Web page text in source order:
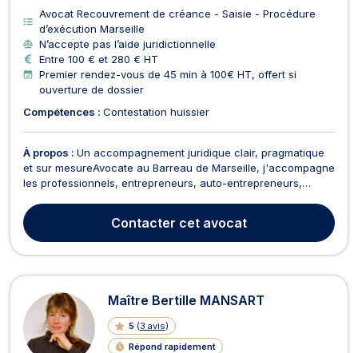
Avocat Recouvrement de créance - Saisie - Procédure
d’exécution Marseille
N’accepte pas l’aide juridictionnelle
Entre 100 € et 280 € HT
Premier rendez-vous de 45 min à 100€ HT, offert si
ouverture de dossier
Compétences : Contestation huissier
À propos : Un accompagnement juridique clair, pragmatique
et sur mesureAvocate au Barreau de Marseille, j'accompagne
les professionnels, entrepreneurs, auto-entrepreneurs,
leur activité : sécuriser leurs projets, résoudre leurs litiges, et
anticiper comme traiter leurs difficult...
Contacter cet avocat
Maître Bertille MANSART
5 (3 avis)
Répond rapidement